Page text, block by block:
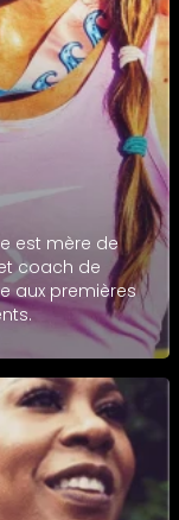
est mère de
coach de
aux premières